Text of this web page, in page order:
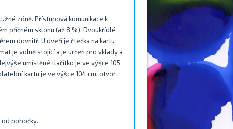
zóně. Přístupová komunikace k
příčném sklonu (až 8 %). Dvoukřídlé
dovnitř. U dveří je čtečka na kartu
je volně stojící a je určen pro vklady a
umístěné tlačítko je ve výšce 105
kartu je ve výšce 104 cm, otvor
od pobočky.